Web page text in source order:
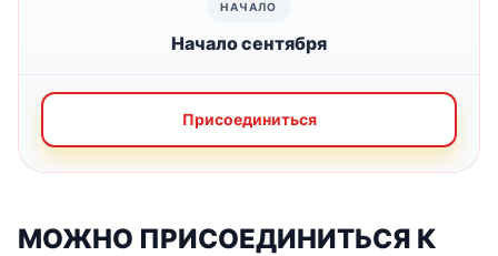
Начало сентября
Присоединиться
МОЖНО ПРИСОЕДИНИТЬСЯ К